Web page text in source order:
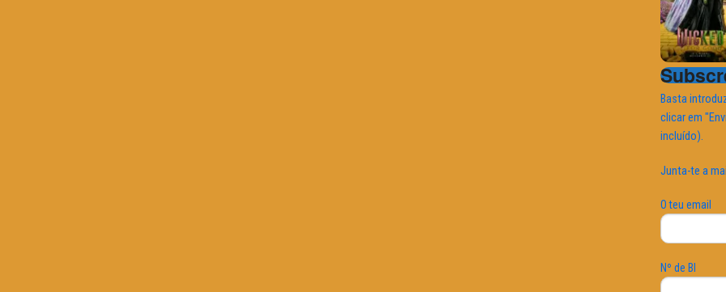
Basta
clicar em
incluído).
Junta-te a
O teu email
Nº de BI